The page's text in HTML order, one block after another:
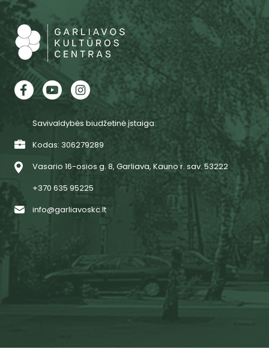
Savivaldybės biudžetinė įstaiga.
Kodas: 306279289
Vasario 16-osios g. 8, Garliava, Kauno r. sav. 53222
+370 635 95225
info@garliavoskc.lt